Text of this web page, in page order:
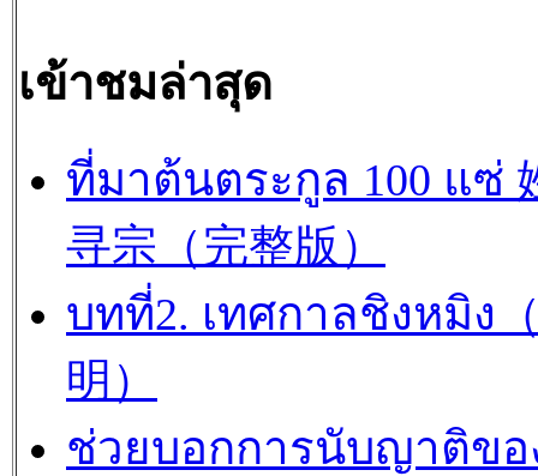
เข้าชมล่าสุด
ที่มาต้นตระกูล 100 แซ่
寻宗（完整版）
บทที่2. เทศกาลชิงหมิง
明）
ช่วยบอกการนับญาติขอ